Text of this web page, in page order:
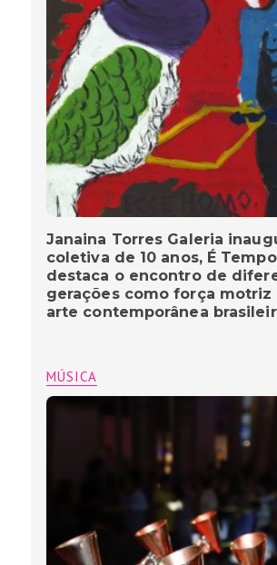
Janaina Torres Galeria
coletiva de 10 anos, É
destaca o encontro de
gerações como força motriz
arte contemporânea
MÚSICA